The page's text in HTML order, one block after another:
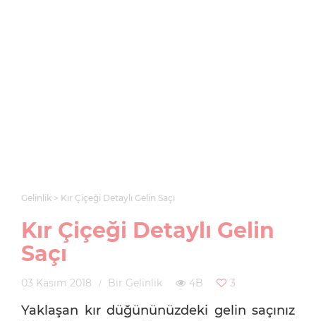
Gelinlik Kır Çiçeği Detaylı Gelin Saçı
Kır Çiçeği Detaylı Gelin
Saçı
03 Kasım 2018 Bir Gelinlik 4B 3
Yaklaşan kır düğününüzdeki gelin saçınız